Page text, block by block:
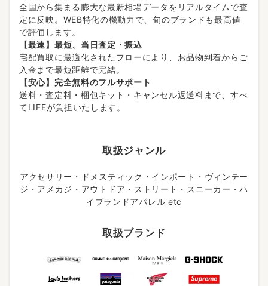
全国から集まる膨大な最新相場データをリアルタイムで査
定に反映。WEB特化の機動力で、旬のブランドも最高値
で評価します。
【最速】最短、当日査定・振込
宅配買取に最適化されたフローにより、お品物到着からご
入金まで最短距離で完結。
【安心】完全無料のフルサポート
送料・査定料・梱包キット・キャンセル返送料まで、すべ
てLIFEが負担いたします。
取扱ジャンル
アクセサリー・ドメスティック・インポート・ヴィンテー
ジ・アメカジ・アウトドア・ストリート・スニーカー・ハ
イブランドアパレル etc
取扱ブランド